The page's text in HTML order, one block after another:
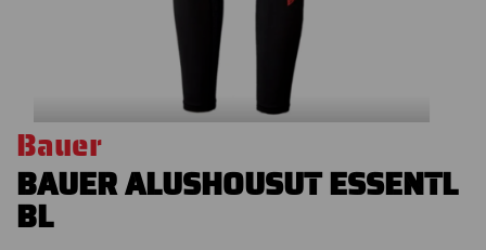
Bauer
BAUER ALUSHOUSUT ESSENTL
BL